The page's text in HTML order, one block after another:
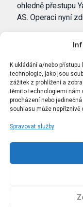
K ukládání a/nebo
technologie, jako jsou
zážitek z prohlížení a
těmito technologiemi nám
procházení nebo
souhlasu může
Spravovat služby
ohledně přestupu
AS. Operaci nyní